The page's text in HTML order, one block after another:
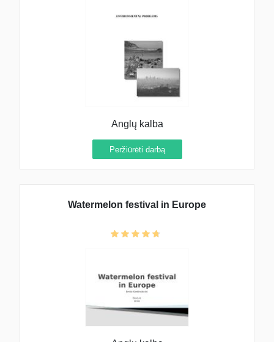
Anglų kalba
Peržiūrėti darbą
Watermelon festival in Europe